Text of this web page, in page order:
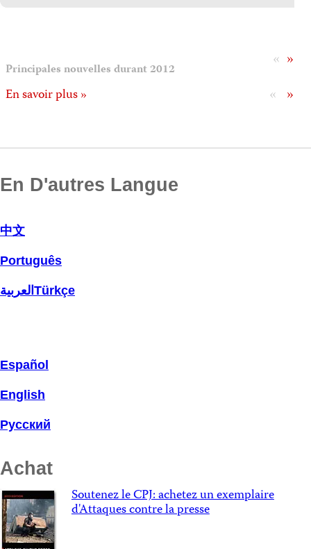
»
«
Principales nouvelles durant 2012
»
«
En savoir plus »
En D'autres Langue
中文
Português
العربية Türkçe
Español
English
Русский
Achat
Soutenez le CPJ: achetez un exemplaire
d'Attaques contre la presse